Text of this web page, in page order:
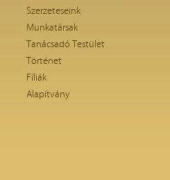
Szerzeteseink
Munkatársak
Tanácsadó Testület
Történet
Fíliák
Alapítvány